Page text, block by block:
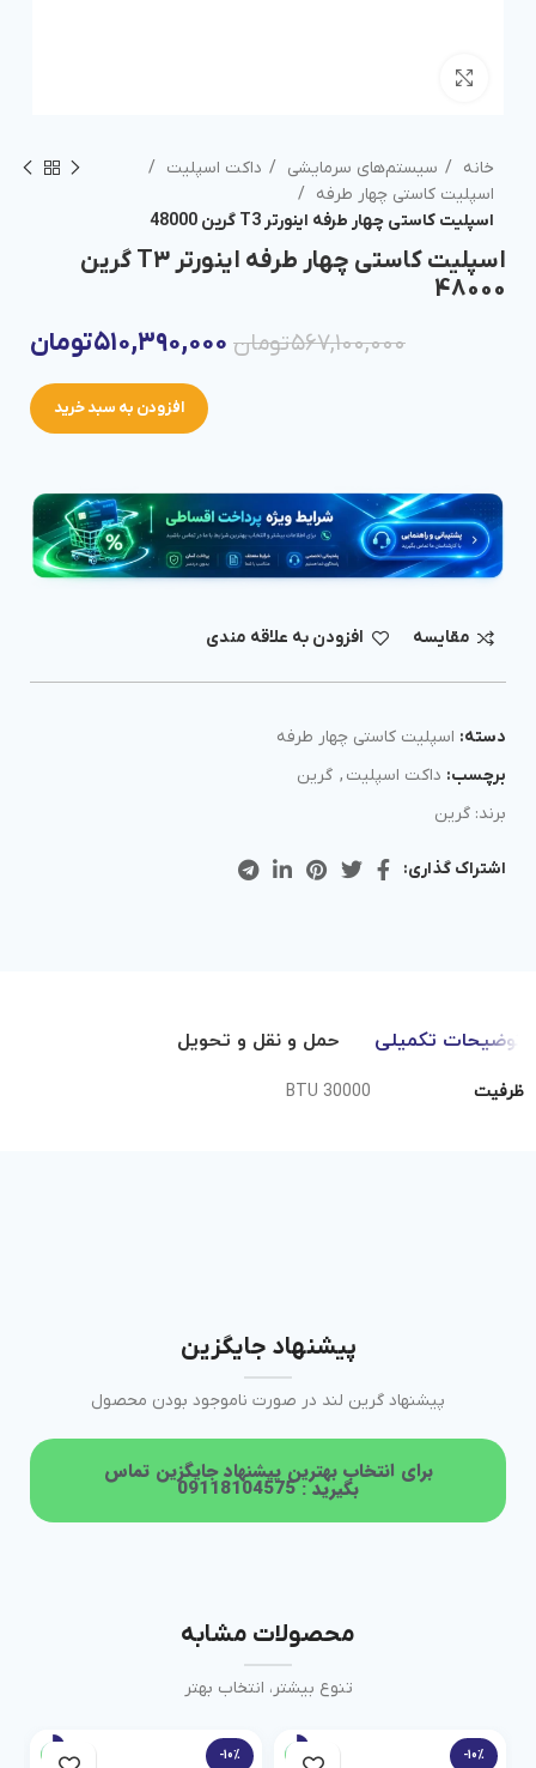
خانه سیستم‌های سرمایشی
داکت اسپلیت
اسپلیت کاستی چهار طرفه
اسپلیت کاستی چهار طرفه اینورتر T3 گرین 48000
اسپلیت کاستی چهار طرفه اینورتر T3 گرین
48000
۵۶۷,۱۰۰,۰۰۰تومان ۵۱۰,۳۹۰,۰۰۰تومان
افزودن به سبد خرید
مقايسه افزودن به علاقه مندی
دسته: اسپلیت کاستی چهار طرفه
برچسب: داکت اسپلیت , گرین
برند: گرین
اشتراک گذاری:
توضیحات تکمیلی حمل و نقل و تحویل
ظرفیت 30000 BTU
پیشنهاد جایگزین
پیشنهاد گرین لند در صورت ناموجود بودن محصول
برای انتخاب بهترین پیشنهاد جایگزین تماس
بگیرید : 09118104575
محصولات مشابه
تنوع بیشتر، انتخاب بهتر
-10%
-10%